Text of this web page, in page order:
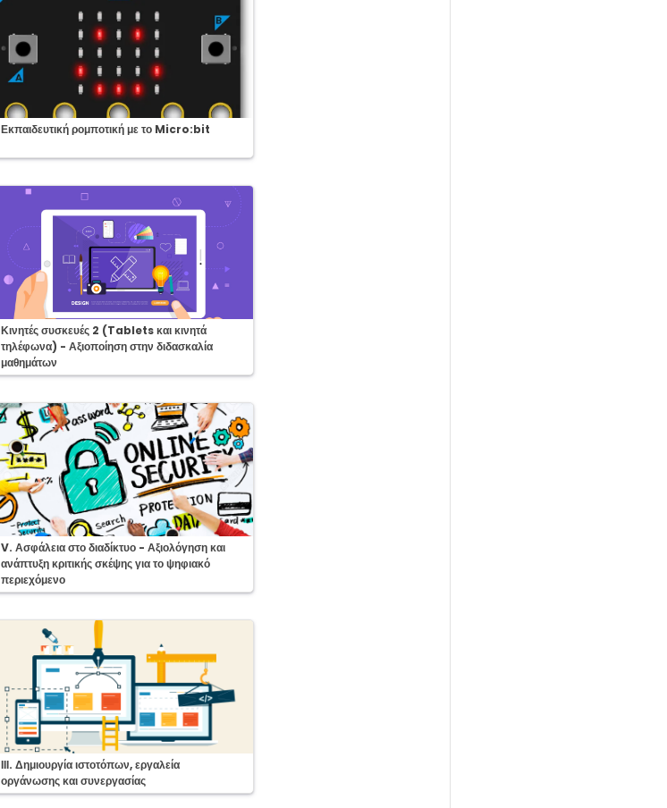
Course:
Εκπαιδευτική ρομποτική με το Micro:bit
Course:
Κινητές συσκευές 2 (Tablets και κινητά
τηλέφωνα) - Αξιοποίηση στην διδασκαλία
μαθημάτων
Course:
V. Ασφάλεια στο διαδίκτυο - Αξιολόγηση και
ανάπτυξη κριτικής σκέψης για το ψηφιακό
περιεχόμενο
Course:
ΙΙΙ. Δημιουργία ιστοτόπων, εργαλεία
οργάνωσης και συνεργασίας